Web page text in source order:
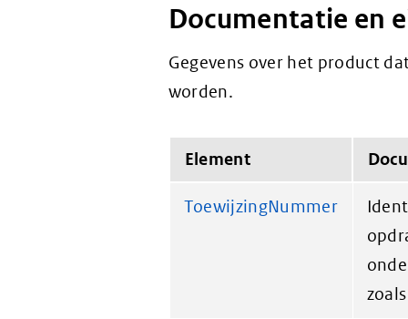
Documentatie en
Gegevens over het product
worden.
Element
ToewijzingNummer